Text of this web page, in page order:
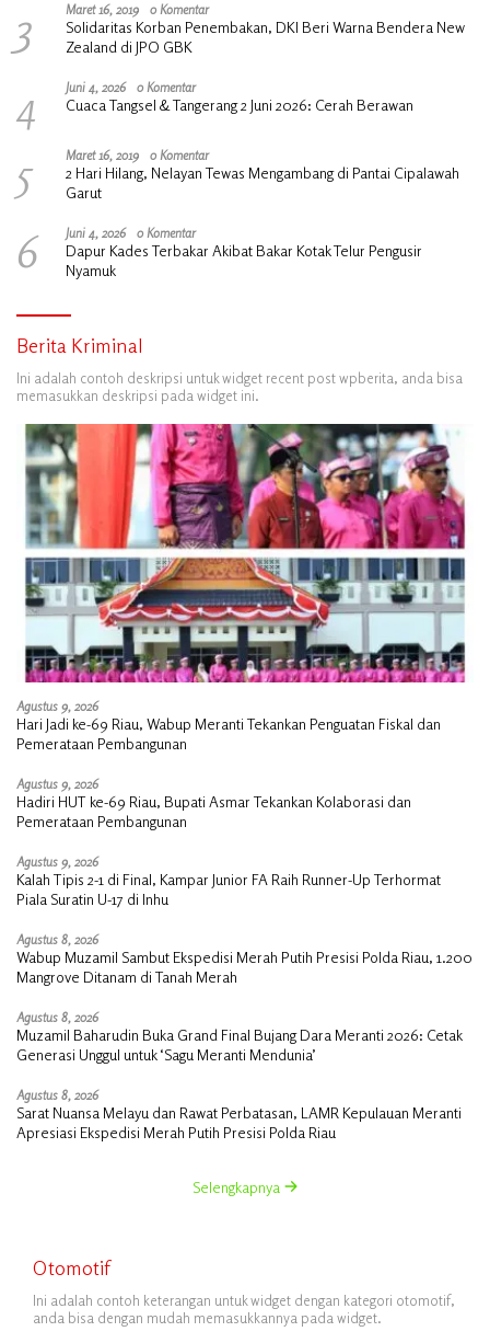
3 Maret 16, 2019 0 Komentar
Solidaritas Korban Penembakan, DKI Beri Warna Bendera New
Zealand di JPO GBK
4 Juni 4, 2026 0 Komentar
Cuaca Tangsel & Tangerang 2 Juni 2026: Cerah Berawan
5 Maret 16, 2019 0 Komentar
2 Hari Hilang, Nelayan Tewas Mengambang di Pantai Cipalawah
Garut
6 Juni 4, 2026 0 Komentar
Dapur Kades Terbakar Akibat Bakar Kotak Telur Pengusir
Nyamuk
Berita Kriminal
Ini adalah contoh deskripsi untuk widget recent post wpberita, anda bisa
memasukkan deskripsi pada widget ini.
Agustus 9, 2026
Hari Jadi ke-69 Riau, Wabup Meranti Tekankan Penguatan Fiskal dan
Pemerataan Pembangunan
Agustus 9, 2026
Hadiri HUT ke-69 Riau, Bupati Asmar Tekankan Kolaborasi dan
Pemerataan Pembangunan
Agustus 9, 2026
Kalah Tipis 2-1 di Final, Kampar Junior FA Raih Runner-Up Terhormat
Piala Suratin U-17 di Inhu
Agustus 8, 2026
Wabup Muzamil Sambut Ekspedisi Merah Putih Presisi Polda Riau, 1.200
Mangrove Ditanam di Tanah Merah
Agustus 8, 2026
Muzamil Baharudin Buka Grand Final Bujang Dara Meranti 2026: Cetak
Generasi Unggul untuk ‘Sagu Meranti Mendunia’
Agustus 8, 2026
Sarat Nuansa Melayu dan Rawat Perbatasan, LAMR Kepulauan Meranti
Apresiasi Ekspedisi Merah Putih Presisi Polda Riau
Selengkapnya
Otomotif
Ini adalah contoh keterangan untuk widget dengan kategori otomotif,
anda bisa dengan mudah memasukkannya pada widget.